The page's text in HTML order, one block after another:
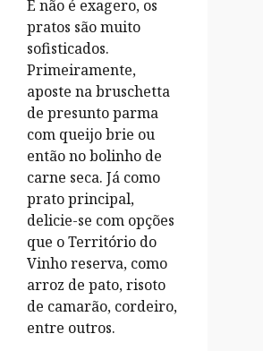
E não é exagero, os
pratos são muito
sofisticados.
Primeiramente,
aposte na bruschetta
de presunto parma
com queijo brie ou
então no bolinho de
carne seca. Já como
prato principal,
delicie-se com opções
que o Território do
Vinho reserva, como
arroz de pato, risoto
de camarão, cordeiro,
entre outros.